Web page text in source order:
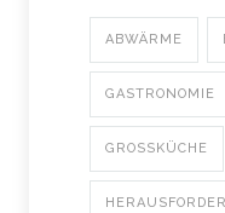
ABWÄRME
GASTRONOMIE
GROSSKÜCHE